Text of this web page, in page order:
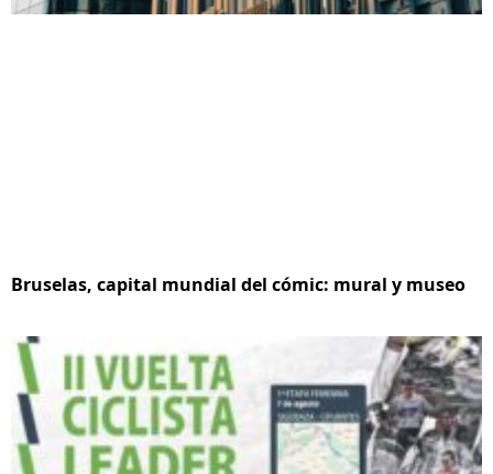
Bruselas, capital mundial del cómic: mural y museo